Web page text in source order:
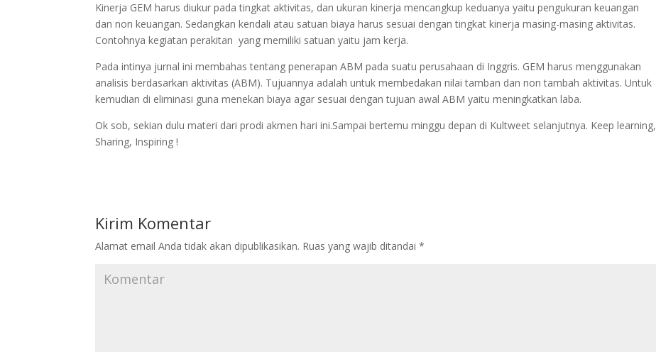
Kinerja GEM harus diukur pada tingkat aktivitas, dan ukuran kinerja mencangkup keduanya yaitu pengukuran keuangan
dan non keuangan. Sedangkan kendali atau satuan biaya harus sesuai dengan tingkat kinerja masing-masing aktivitas.
Contohnya kegiatan perakitan yang memiliki satuan yaitu jam kerja.
Pada intinya jurnal ini membahas tentang penerapan ABM pada suatu perusahaan di Inggris. GEM harus menggunakan
analisis berdasarkan aktivitas (ABM). Tujuannya adalah untuk membedakan nilai tamban dan non tambah aktivitas. Untuk
kemudian di eliminasi guna menekan biaya agar sesuai dengan tujuan awal ABM yaitu meningkatkan laba.
Ok sob, sekian dulu materi dari prodi akmen hari ini.Sampai bertemu minggu depan di Kultweet selanjutnya. Keep learning,
Sharing, Inspiring !
Kirim Komentar
Alamat email Anda tidak akan dipublikasikan. Ruas yang wajib ditandai*